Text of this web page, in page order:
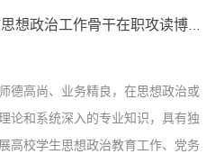
德高尚、业务精良，在思想政治或
论和系统深入的专业知识，具有独
高校学生思想政治教育工作、党务